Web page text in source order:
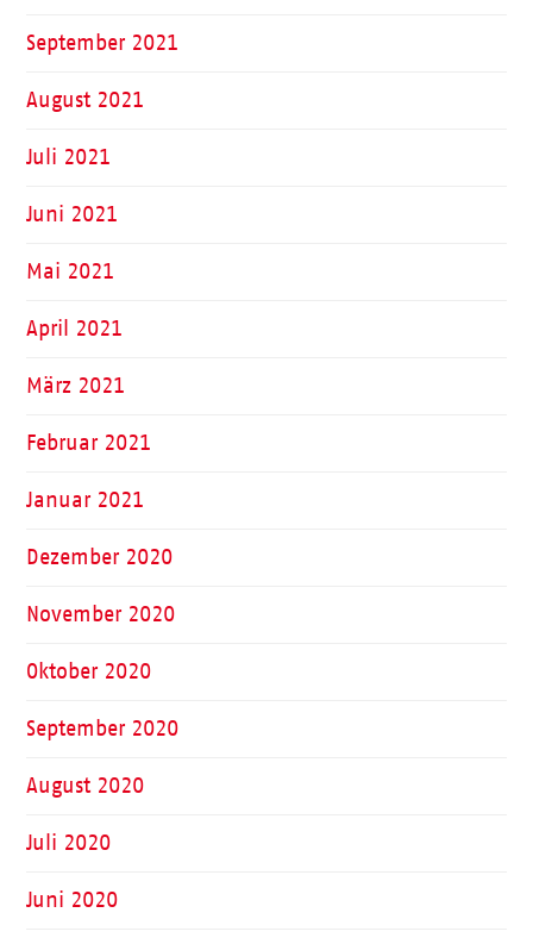
September 2021
August 2021
Juli 2021
Juni 2021
Mai 2021
April 2021
März 2021
Februar 2021
Januar 2021
Dezember 2020
November 2020
Oktober 2020
September 2020
August 2020
Juli 2020
Juni 2020